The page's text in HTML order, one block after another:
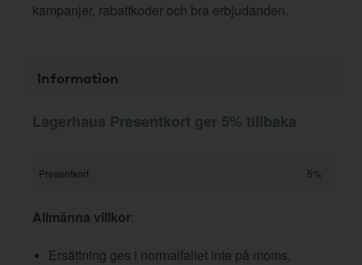
kampanjer, rabattkoder och bra erbjudanden.
Information
Lagerhaus Presentkort ger 5% tillbaka
Presentkort 5%
Allmänna villkor:
Ersättning ges i normalfallet inte på moms,